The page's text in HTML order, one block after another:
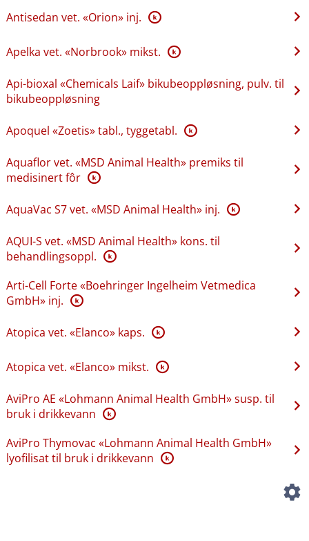
Antisedan vet. «Orion» inj. K
Apelka vet. «Norbrook» mikst. K
Api-bioxal «Chemicals Laif» bikubeoppløsning, pulv. til
bikubeoppløsning
Apoquel «Zoetis» tabl., tyggetabl. K
Aquaflor vet. «MSD Animal Health» premiks til
medisinert fôr K
AquaVac S7 vet. «MSD Animal Health» inj. K
AQUI-S vet. «MSD Animal Health» kons. til
behandlingsoppl. K
Arti-Cell Forte «Boehringer Ingelheim Vetmedica
GmbH» inj. K
Atopica vet. «Elanco» kaps. K
Atopica vet. «Elanco» mikst. K
AviPro AE «Lohmann Animal Health GmbH» susp. til
bruk i drikkevann K
AviPro Thymovac «Lohmann Animal Health GmbH»
lyofilisat til bruk i drikkevann K